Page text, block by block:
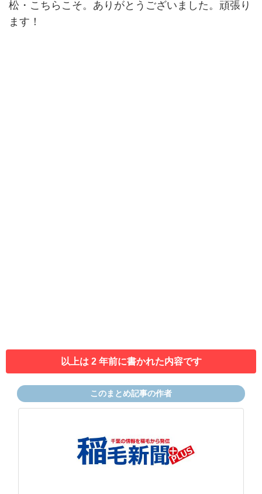
松・こちらこそ。ありがとうございました。頑張り
ます！
以上は 2 年前に書かれた内容です
このまとめ記事の作者